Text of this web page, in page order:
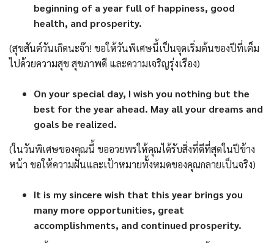
beginning of a year full of happiness, good
health, and prosperity.
(สุขสันต์วันเกิดนะจ๊า! ขอให้วันพิเศษนี้เป็นจุดเริ่มต้นของปีที่เต็ม
ไปด้วยความสุข สุขภาพดี และความเจริญรุ่งเรือง)
On your special day, I wish you nothing but the
best for the year ahead. May all your dreams and
goals be realized.
(ในวันพิเศษของคุณนี้ ขออวยพรให้คุณได้รับสิ่งที่ดีที่สุดในปีข้าง
หน้า ขอให้ความฝันและเป้าหมายทั้งหมดของคุณกลายเป็นจริง)
It is my sincere wish that this year brings you
many more opportunities, great
accomplishments, and continued prosperity.